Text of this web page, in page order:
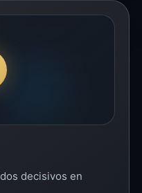
decisivos en